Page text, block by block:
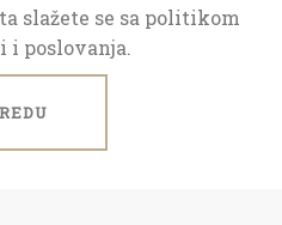
slažete se sa politikom
poslovanja.